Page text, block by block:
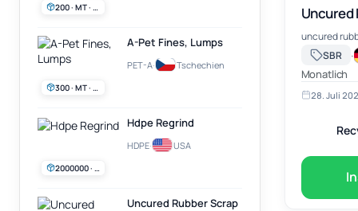
200 · MT · Monatlich
300 · MT · Monatlich
A-Pet Fines, Lumps
PET-A· Tschechien
2000000 · lb · Wöchentlich
Hdpe Regrind
HDPE· USA
Uncured Rubber Scrap
Uncured
SBR
·
Monatlich
28. Juli